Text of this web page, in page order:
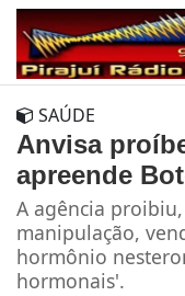
SAÚDE
Anvisa
apreende
A agência
manipulação,
hormônio
hormonais'.